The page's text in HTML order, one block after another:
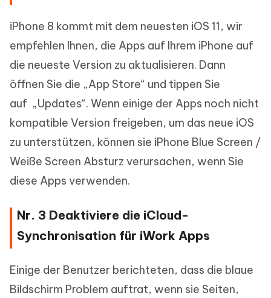
iPhone 8 kommt mit dem neuesten iOS 11, wir
empfehlen Ihnen, die Apps auf Ihrem iPhone auf
die neueste Version zu aktualisieren. Dann
öffnen Sie die „App Store“ und tippen Sie
auf „Updates“. Wenn einige der Apps noch nicht
kompatible Version freigeben, um das neue iOS
zu unterstützen, können sie iPhone Blue Screen /
Weiße Screen Absturz verursachen, wenn Sie
diese Apps verwenden.
Nr. 3 Deaktiviere die iCloud-
Synchronisation für iWork Apps
Einige der Benutzer berichteten, dass die blaue
Bildschirm Problem auftrat, wenn sie Seiten,